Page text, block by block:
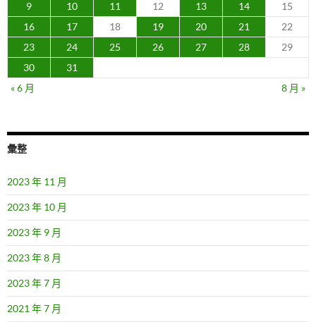
9 10 11 12 13 14
15
16
17 18 19 20 21
22
23
24 25 26 27 28
29
30
31
« 6 月
8 月 »
彙整
2023 年 11 月
2023 年 10 月
2023 年 9 月
2023 年 8 月
2023 年 7 月
2021 年 7 月